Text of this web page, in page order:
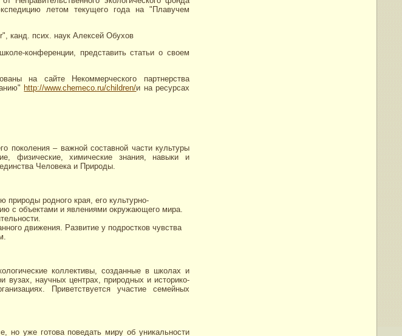
летом текущего года на "Плавучем
канд. псих. наук Алексей Обухов
конференции, представить статьи о своем
на сайте Некоммерческого партнерства
http://www.chemeco.ru/children/и на ресурсах
поколения – важной составной части культуры
физические, химические знания, навыки и
Человека и Природы.
природы родного края, его культурно-
с объектами и явлениями окружающего мира.
движения. Развитие у подростков чувства
коллективы, созданные в школах и
вузах, научных центрах, природных и историко-
Приветствуется участие семейных
но уже готова поведать миру об уникальности